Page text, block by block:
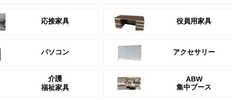
応接家具 役員用家具
パソコン アクセサリー
介護
福祉家具
ABW
集中ブース